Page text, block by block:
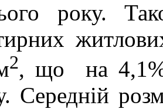
року.
2, що на 4,1%
Середній